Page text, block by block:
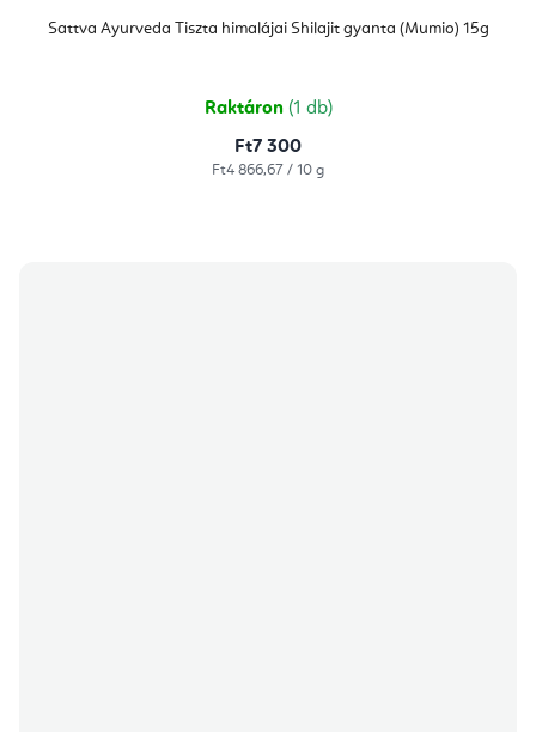
Sattva Ayurveda Tiszta himalájai Shilajit gyanta (Mumio) 15g
Raktáron (1 db)
Ft7 300
Egységár:
Ft4 866,67 / 10 g